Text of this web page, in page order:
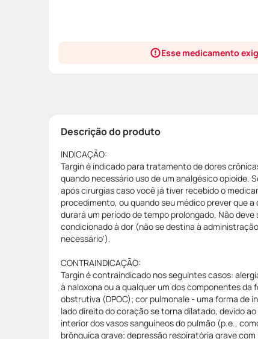
Esse medicamento
Descrição do produto
INDICAÇÃO:
Targin é indicado para tratamento de dores
quando necessário uso de um analgésico opioide.
após cirurgias caso você já tiver recebido o
procedimento, ou quando seu médico prever que
durará um período de tempo prolongado. Não
condicionado à dor (não se destina à
necessário').
CONTRAINDICAÇÃO:
Targin é contraindicado nos seguintes casos:
à naloxona ou a qualquer um dos componentes da
obstrutiva (DPOC); cor pulmonale - uma forma de
lado direito do coração se torna dilatado, devido
interior dos vasos sanguíneos do pulmão (p.e.,
brônquica grave; depressão respiratória grave